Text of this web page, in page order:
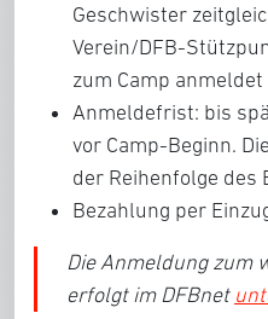
Geschwister
Verein/DFB-
zum Camp anmeldet
Anmeldefrist: bis
vor Camp-Beginn.
der Reihenfolge des
Bezahlung per
Die Anmeldung zum
erfolgt im DFBnet